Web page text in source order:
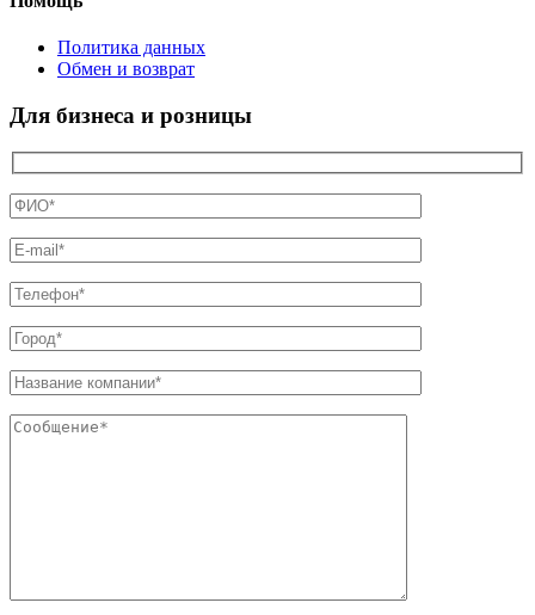
Политика данных
Обмен и возврат
Для бизнеса и розницы